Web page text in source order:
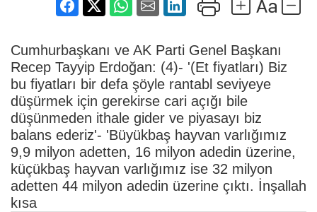
Cumhurbaşkanı ve AK Parti Genel Başkanı
Recep Tayyip Erdoğan: (4)- '(Et fiyatları) Biz
bu fiyatları bir defa şöyle rantabl seviyeye
düşürmek için gerekirse cari açığı bile
düşünmeden ithale gider ve piyasayı biz
balans ederiz'- 'Büyükbaş hayvan varlığımız
9,9 milyon adetten, 16 milyon adedin üzerine,
küçükbaş hayvan varlığımız ise 32 milyon
adetten 44 milyon adedin üzerine çıktı. İnşallah
kısa